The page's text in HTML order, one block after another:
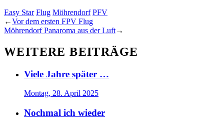
Easy Star Flug Möhrendorf PFV
←Vor dem ersten FPV Flug
Möhrendorf Panaroma aus der Luft→
WEITERE BEITRÄGE
Viele Jahre später …
Montag, 28. April 2025
Nochmal ich wieder